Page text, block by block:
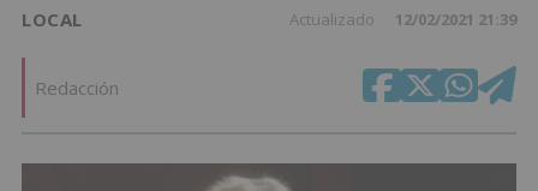
LOCAL Actualizado 12/02/2021 21:39
Redacción